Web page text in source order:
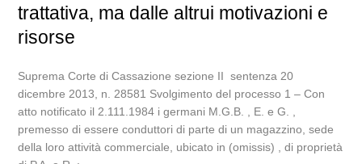
trattativa, ma dalle altrui motivazioni e
risorse
Suprema Corte di Cassazione sezione II sentenza 20
dicembre 2013, n. 28581 Svolgimento del processo 1 – Con
atto notificato il 2.111.1984 i germani M.G.B. , E. e G. ,
premesso di essere conduttori di parte di un magazzino, sede
della loro attività commerciale, ubicato in (omissis) , di proprietà